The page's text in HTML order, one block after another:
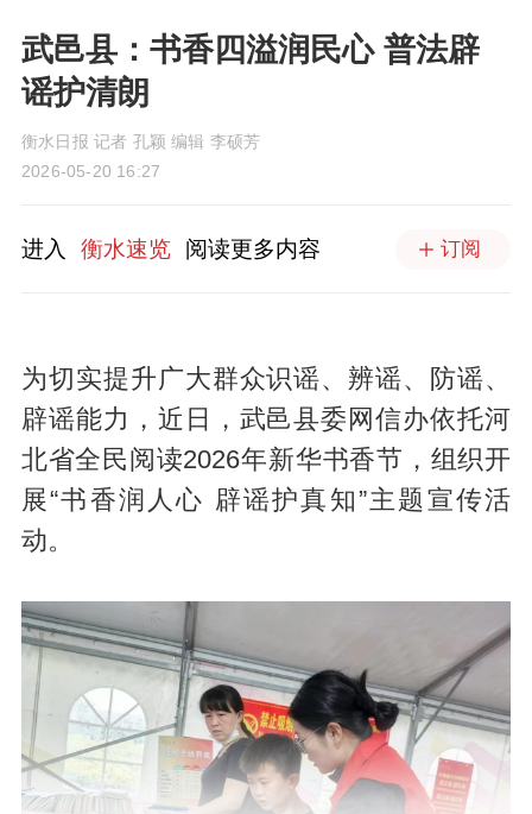
武邑县：书香四溢润民心 普法辟
谣护清朗
衡水日报 记者 孔颖 编辑 李硕芳
2026-05-20 16:27
进入 衡水速览 阅读更多内容 订阅
为切实提升广大群众识谣、辨谣、防谣、
辟谣能力，近日，武邑县委网信办依托河
北省全民阅读2026年新华书香节，组织开
展“书香润人心 辟谣护真知”主题宣传活
动。